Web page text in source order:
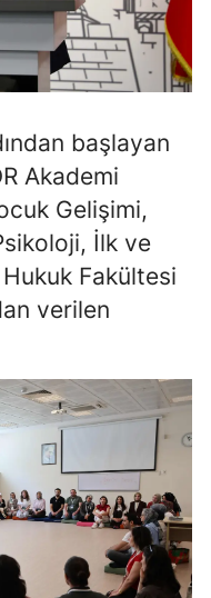
başlayan
Akademi
Gelişimi,
İlk ve
Fakültesi
verilen